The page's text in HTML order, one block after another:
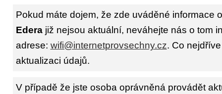
Pokud máte dojem, že zde uváděné informace
Ederajiž nejsou aktuální, neváhejte nás o tom
adrese: wifi@internetprovsechny.cz. Co
aktualizaci údajů.
V případě že jste osoba oprávněná provádět